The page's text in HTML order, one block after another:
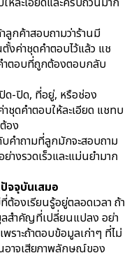
ลูกค้าสอบถามว่าร้านมี
งค่าชุดคำตอบไว้แล้ว แช
ำตอบที่ถูกต้องตอบกลับ
ปิด-ปิด, ที่อยู่, หรือช่อง
ชุดคำตอบให้ละเอียด แชทบ
อง
คำถามที่ลูกมักจะสอบถาม
างรวดเร็วและแม่นยำมาก
จจุบันเสมอ
งเรียนรู้อยู่ตลอดเวลา ถ้า
ลสำคัญที่เปลี่ยนแปลง อย่า
ราะถ้าตอบข้อมูลเก่าๆ ที่ไม่
อาจเสียภาพลักษณ์ของ